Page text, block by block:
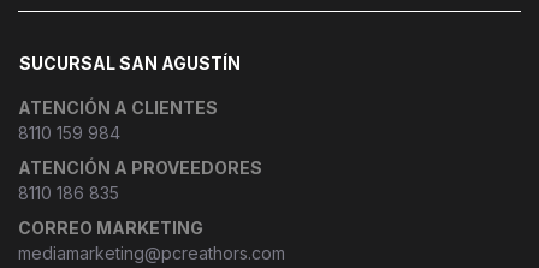
SUCURSAL SAN AGUSTÍN
ATENCIÓN A CLIENTES
8110 159 984
ATENCIÓN A PROVEEDORES
8110 186 835
CORREO MARKETING
mediamarketing@pcreathors.com